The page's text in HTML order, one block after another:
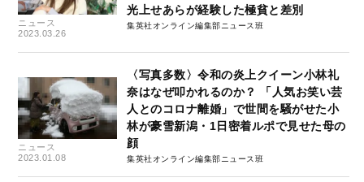
ニュース
2023.03.26
光上せあらが経験した極貧と差別
集英社オンライン編集部ニュース班
ニュース
2023.01.08
〈写真多数〉令和の炎上クイーン小林礼
奈はなぜ叩かれるのか？ 「人気お笑い芸
人とのコロナ離婚」で世間を騒がせた小
林が豪雪新潟・1日密着ルポで見せた母の
顔
集英社オンライン編集部ニュース班